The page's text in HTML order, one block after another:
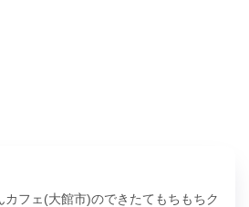
カフェ(大館市)のできたてもちもちク